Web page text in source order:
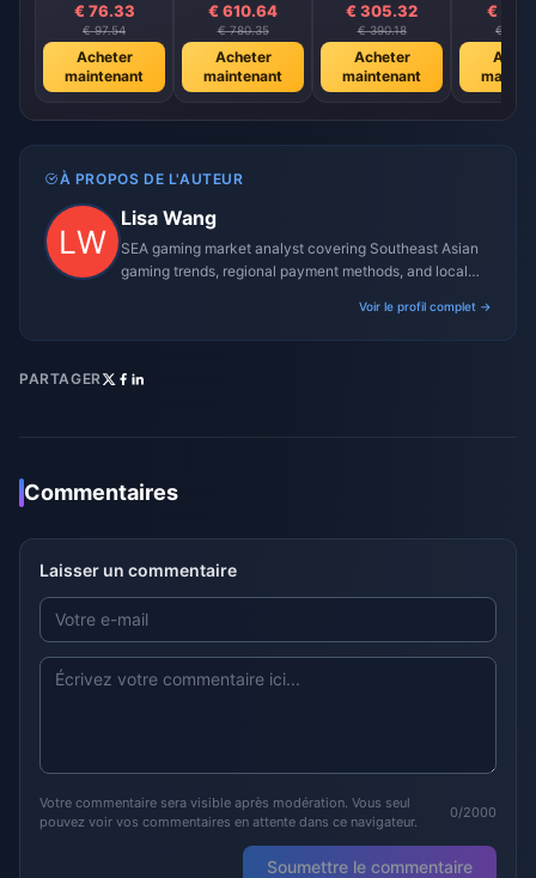
€ 76.33
€ 97.54
Acheter
maintenant
€ 610.64
€ 780.35
Acheter
maintenant
€ 305.32
€ 390.18
Acheter
maintenant
€
€
À PROPOS DE L'AUTEUR
Lisa Wang
SEA gaming market analyst covering Southeast Asian
gaming trends, regional payment methods, and local
Voir le profil complet →
PARTAGER
Commentaires
Laisser un commentaire
Votre commentaire sera visible après modération. Vous seul
pouvez voir vos commentaires en attente dans ce navigateur.
0/2000
Soumettre le commentaire